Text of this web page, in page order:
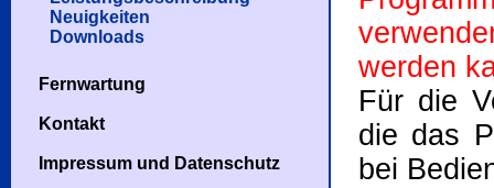
Neuigkeiten
Downloads
Fernwartung
Kontakt
Impressum und Datenschutz
werden
Für die
die das
bei